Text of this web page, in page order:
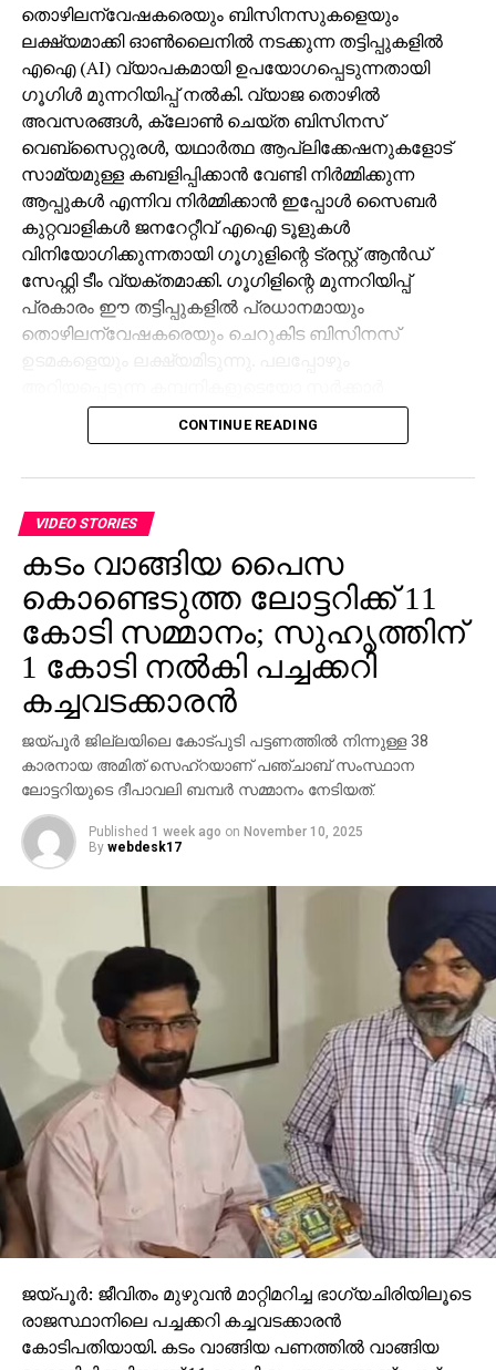
തൊഴിലന്വേഷകരെയും ബിസിനസുകളെയും
ലക്ഷ്യമാക്കി ഓണ്‍ലൈനില്‍ നടക്കുന്ന തട്ടിപ്പുകളില്‍
എഐ (AI) വ്യാപകമായി ഉപയോഗപ്പെടുന്നതായി
ഗൂഗിള്‍ മുന്നറിയിപ്പ് നല്‍കി. വ്യാജ തൊഴില്‍
അവസരങ്ങള്‍, ക്ലോണ്‍ ചെയ്ത ബിസിനസ്
വെബ്‌സൈറ്റുരള്‍, യഥാര്‍ത്ഥ ആപ്ലിക്കേഷനുകളോട്
സാമ്യമുള്ള കബളിപ്പിക്കാന്‍ വേണ്ടി നിര്‍മ്മിക്കുന്ന
ആപ്പുകള്‍ എന്നിവ നിര്‍മ്മിക്കാന്‍ ഇപ്പോള്‍ സൈബര്‍
കുറ്റവാളികള്‍ ജനറേറ്റീവ് എഐ ടൂളുകള്‍
വിനിയോഗിക്കുന്നതായി ഗൂഗുളിന്റെ ട്രസ്റ്റ് ആന്‍ഡ്
സേഫ്റ്റി ടീം വ്യക്തമാക്കി. ഗൂഗിളിന്റെ മുന്നറിയിപ്പ്
പ്രകാരം ഈ തട്ടിപ്പുകളില്‍ പ്രധാനമായും
തൊഴിലന്വേഷകരെയും ചെറുകിട ബിസിനസ്
ഏജന്‍സികളുടെയോ പേരില്‍ വ്യാജ ജോലി
ലിസ്റ്റിംഗുകള്‍ സൃഷ്ടിക്കപ്പെടുന്നു. ഇരകളോട്
ആവശ്യപ്പെടുന്നതാണ് സാധാരണ രീതി. ചിലര്‍
മാല്‍വെയര്‍ ഇന്‍സ്റ്റാള്‍ ചെയ്യാനോ ഡാറ്റ
മോഷ്ടിക്കാനോ ലക്ഷ്യമിട്ടുള്ള വ്യാജ അഭിമുഖ
സോഫ്റ്റ്‌വെയറുകളും അയക്കുന്നു. ഇത്തരം തട്ടിപ്പുകള്‍
വ്യക്തികള്‍ക്കും സ്ഥാപനങ്ങള്‍ക്കും ഗുരുതരമായ
ഭീഷണിയാണെന്ന് ഗൂഗിള്‍ മുന്നറിയിപ്പ് നല്‍കി.
നിയമാനുസൃത തൊഴിലുടമകള്‍ ഒരിക്കലും സാമ്പത്തിക
വിവരങ്ങളോ പേയ്‌മെന്റെ് ആവശ്യങ്ങളോ
ഉന്നയിക്കില്ലെന്നും ഉപയോക്താക്കള്‍ ഓണ്‍ലൈനില്‍
കൂടുതല്‍ ജാഗ്രത പാലിക്കണമെന്നും ഗൂഗിള്‍
വ്യക്തമാക്കി.
CONTINUE READING
VIDEO STORIES
കടം വാങ്ങിയ പൈസ
കൊണ്ടെടുത്ത ലോട്ടറിക്ക് 11
കോടി സമ്മാനം; സുഹൃത്തിന്
1 കോടി നല്‍കി പച്ചക്കറി
കച്ചവടക്കാരന്‍
ജയ്പൂര്‍ ജില്ലയിലെ കോട്പുടി പട്ടണത്തില്‍ നിന്നുള്ള 38
കാരനായ അമിത് സെഹ്‌റയാണ് പഞ്ചാബ് സംസ്ഥാന
ലോട്ടറിയുടെ ദീപാവലി ബമ്പര്‍ സമ്മാനം നേടിയത്.
Published 1 week ago on November 10, 2025
By webdesk17
ജയ്പൂര്‍: ജീവിതം മുഴുവന്‍ മാറ്റിമറിച്ച ഭാഗ്യചിരിയിലൂടെ
രാജസ്ഥാനിലെ പച്ചക്കറി കച്ചവടക്കാരന്‍
കോടിപതിയായി. കടം വാങ്ങിയ പണത്തില്‍ വാങ്ങിയ